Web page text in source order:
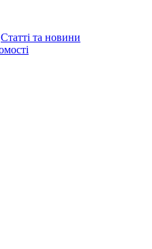
Статті та новини